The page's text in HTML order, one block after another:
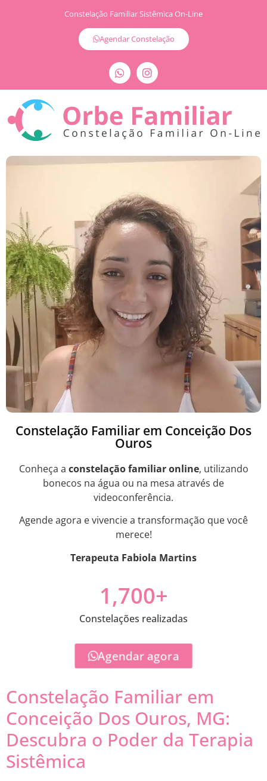
Constelação Familiar Sistêmica On-Line
Agendar Constelação
Constelação Familiar em Conceição Dos
Ouros
Conheça a constelação familiar online, utilizando
bonecos na água ou na mesa através de
videoconferência.
Agende agora e vivencie a transformação que você
merece!
Terapeuta Fabiola Martins
Constelações realizadas
1,700+
Agendar agora
Constelação Familiar em
Conceição Dos Ouros, MG:
Descubra o Poder da Terapia
Sistêmica